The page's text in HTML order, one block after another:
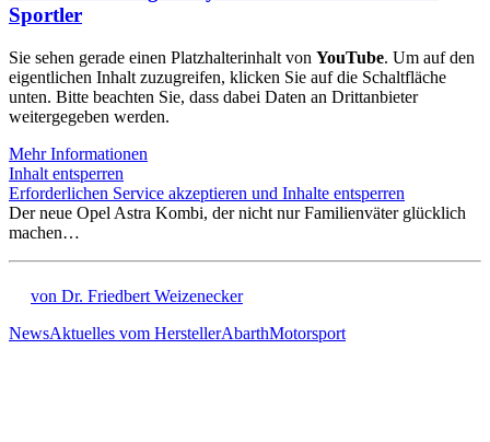
Sportler
Sie sehen gerade einen Platzhalterinhalt von YouTube. Um auf den
eigentlichen Inhalt zuzugreifen, klicken Sie auf die Schaltfläche
unten. Bitte beachten Sie, dass dabei Daten an Drittanbieter
weitergegeben werden.
Mehr Informationen
Inhalt entsperren
Erforderlichen Service akzeptieren und Inhalte entsperren
Der neue Opel Astra Kombi, der nicht nur Familienväter glücklich
machen…
von Dr. Friedbert Weizenecker
NewsAktuelles vom HerstellerAbarthMotorsport